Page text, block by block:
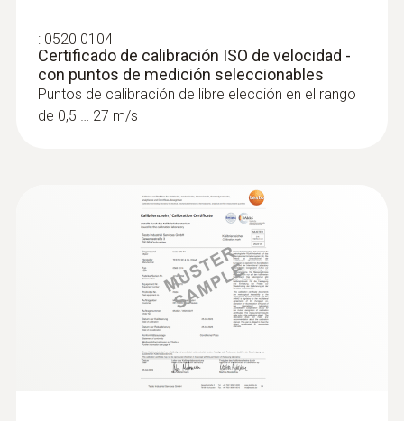
: 0520 0104
Certificado de calibración ISO de velocidad -
con puntos de medición seleccionables
Puntos de calibración de libre elección en el rango
de 0,5 … 27 m/s